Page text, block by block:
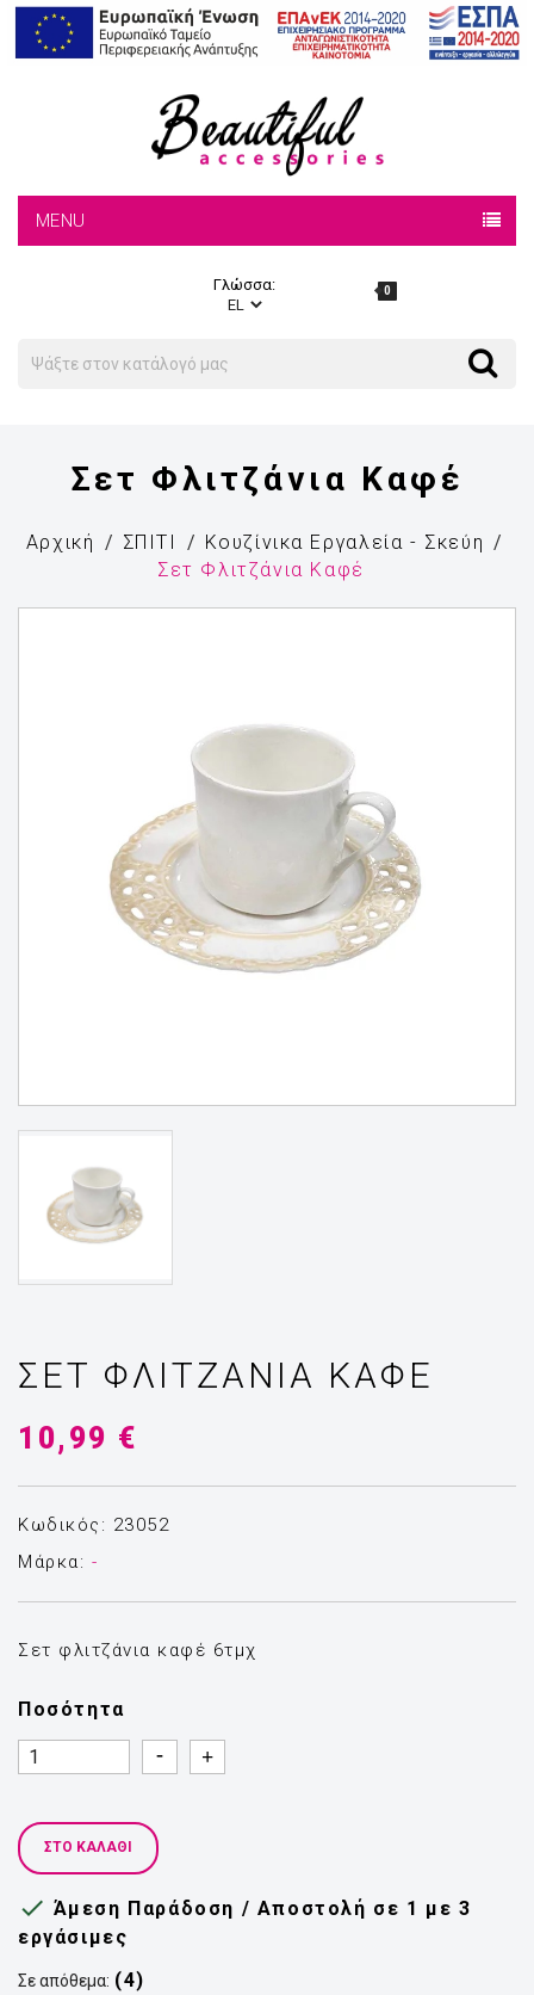
MENU
Γλώσσα: 0
Search
Σετ Φλιτζάνια Καφέ
Αρχική ΣΠΙΤΙ
Κουζίνικα Εργαλεία - Σκεύη
Σετ Φλιτζάνια Καφέ
ΣΕΤ ΦΛΙΤΖΆΝΙΑ ΚΑΦΈ
10,99 €
Κωδικός: 23052
Μάρκα: -
Σετ φλιτζάνια καφέ 6τμχ
Ποσότητα
Quantity
Quantity
ΣΤΟ ΚΑΛΆΘΙ
 Άμεση Παράδοση / Αποστολή σε 1 με 3
εργάσιμες
Σε απόθεμα: (4)